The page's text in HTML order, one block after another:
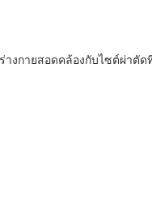
งกายสอดคล้องกับไซต์ผ่าตัด